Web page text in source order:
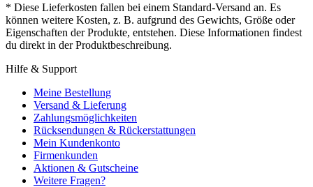
* Diese Lieferkosten fallen bei einem Standard-Versand an. Es
können weitere Kosten, z. B. aufgrund des Gewichts, Größe oder
Eigenschaften der Produkte, entstehen. Diese Informationen findest
du direkt in der Produktbeschreibung.
Hilfe & Support
Meine Bestellung
Versand & Lieferung
Zahlungsmöglichkeiten
Rücksendungen & Rückerstattungen
Mein Kundenkonto
Firmenkunden
Aktionen & Gutscheine
Weitere Fragen?